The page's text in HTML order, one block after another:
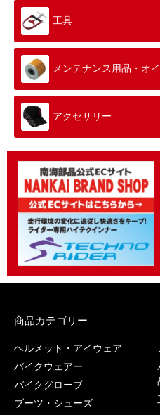
工具
メンテナンス用品・オ
アクセサリー
商品カテゴリー
ヘルメット・アイウェア
バイクウェアー
バイクグローブ
ブーツ・シューズ